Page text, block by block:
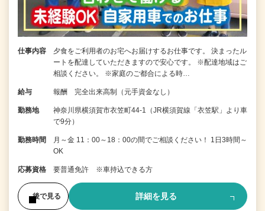
仕事内容
夕食をご利用者のお宅へお届けするお仕事です。 決まったル
ートを配達していただきますので安心です。 ※配達地域はご
相談ください。 ※家庭のご都合による時…
給与 報酬 完全出来高制（元手資金なし）
勤務地
神奈川県横須賀市衣笠町44-1（JR横須賀線「衣笠駅」より車
で9分）
勤務時間
月～金 11：00～18：00の間でご相談ください！ 1日3時間～
OK
応募資格 要普通免許 ※車持込できる方
後で見る 詳細を見る